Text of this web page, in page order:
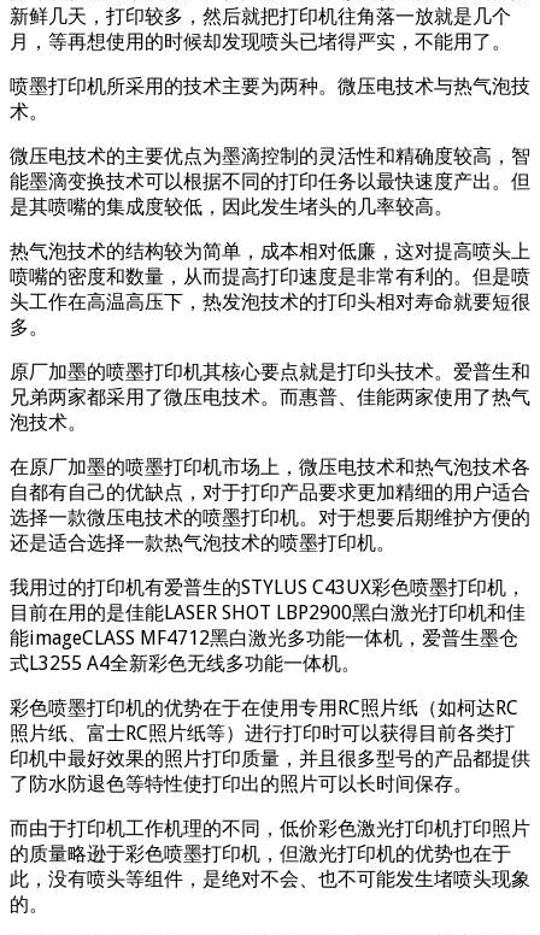
新鲜几天，打印较多，然后就把打印机往角落一放就是几个
月，等再想使用的时候却发现喷头已堵得严实，不能用了。
喷墨打印机所采用的技术主要为两种。微压电技术与热气泡技
术。
微压电技术的主要优点为墨滴控制的灵活性和精确度较高，智
能墨滴变换技术可以根据不同的打印任务以最快速度产出。但
是其喷嘴的集成度较低，因此发生堵头的几率较高。
热气泡技术的结构较为简单，成本相对低廉，这对提高喷头上
喷嘴的密度和数量，从而提高打印速度是非常有利的。但是喷
头工作在高温高压下，热发泡技术的打印头相对寿命就要短很
多。
原厂加墨的喷墨打印机其核心要点就是打印头技术。爱普生和
兄弟两家都采用了微压电技术。而惠普、佳能两家使用了热气
泡技术。
在原厂加墨的喷墨打印机市场上，微压电技术和热气泡技术各
自都有自己的优缺点，对于打印产品要求更加精细的用户适合
选择一款微压电技术的喷墨打印机。对于想要后期维护方便的
还是适合选择一款热气泡技术的喷墨打印机。
我用过的打印机有爱普生的STYLUS C43UX彩色喷墨打印机，
目前在用的是佳能LASER SHOT LBP2900黑白激光打印机和佳
能imageCLASS MF4712黑白激光多功能一体机，爱普生墨仓
式L3255 A4全新彩色无线多功能一体机。
彩色喷墨打印机的优势在于在使用专用RC照片纸（如柯达RC
照片纸、富士RC照片纸等）进行打印时可以获得目前各类打
印机中最好效果的照片打印质量，并且很多型号的产品都提供
了防水防退色等特性使打印出的照片可以长时间保存。
而由于打印机工作机理的不同，低价彩色激光打印机打印照片
的质量略逊于彩色喷墨打印机，但激光打印机的优势也在于
此，没有喷头等组件，是绝对不会、也不可能发生堵喷头现象
的。